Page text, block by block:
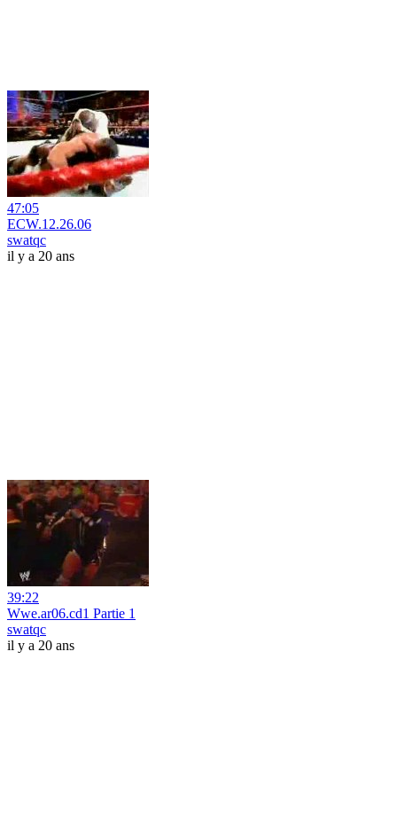
47:05
ECW.12.26.06
swatqc
il y a 20 ans
39:22
Wwe.ar06.cd1 Partie 1
swatqc
il y a 20 ans